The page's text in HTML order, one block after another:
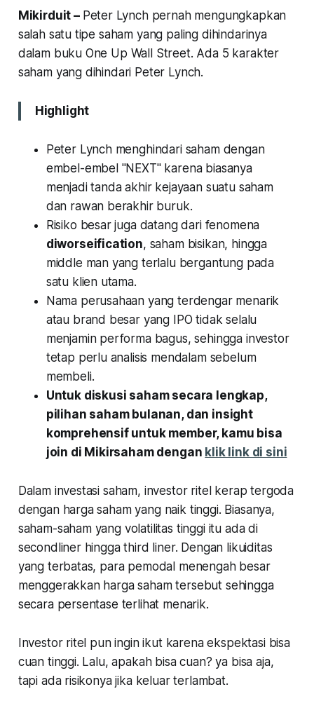
Mikirduit – Peter Lynch pernah mengungkapkan
salah satu tipe saham yang paling dihindarinya
dalam buku One Up Wall Street. Ada 5 karakter
saham yang dihindari Peter Lynch.
Highlight
Peter Lynch menghindari saham dengan
embel-embel "NEXT" karena biasanya
menjadi tanda akhir kejayaan suatu saham
dan rawan berakhir buruk.
Risiko besar juga datang dari fenomena
diworseification, saham bisikan, hingga
middle man yang terlalu bergantung pada
satu klien utama.
Nama perusahaan yang terdengar menarik
atau brand besar yang IPO tidak selalu
menjamin performa bagus, sehingga investor
tetap perlu analisis mendalam sebelum
membeli.
Untuk diskusi saham secara lengkap,
pilihan saham bulanan, dan insight
komprehensif untuk member, kamu bisa
join di Mikirsaham dengan klik link di sini
Dalam investasi saham, investor ritel kerap tergoda
dengan harga saham yang naik tinggi. Biasanya,
saham-saham yang volatilitas tinggi itu ada di
secondliner hingga third liner. Dengan likuiditas
yang terbatas, para pemodal menengah besar
menggerakkan harga saham tersebut sehingga
secara persentase terlihat menarik.
Investor ritel pun ingin ikut karena ekspektasi bisa
cuan tinggi. Lalu, apakah bisa cuan? ya bisa aja,
tapi ada risikonya jika keluar terlambat.